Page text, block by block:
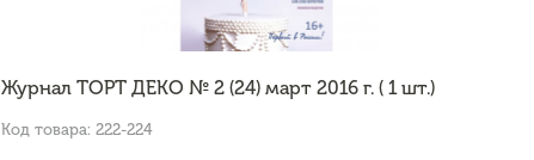
Журнал ТОРТ ДЕКО № 2 (24) март 2016 г. ( 1 шт.)
Код товара: 222-224